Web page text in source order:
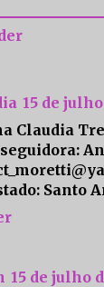
15 de julho
Claudia
Santo
15 de julho